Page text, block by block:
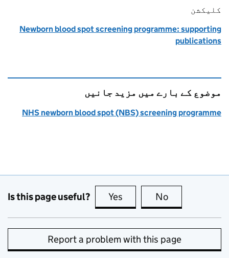
کلیکشن
Newborn blood spot screening programme: supporting
publications
موضوع کے بارے میں مزید جانیں
NHS newborn blood spot (NBS) screening programme
Is this page useful? Yes this page is useful
No
Report a problem with this page